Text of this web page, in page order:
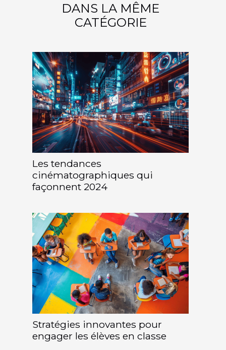
DANS LA MÊME
CATÉGORIE
Les tendances
cinématographiques qui
façonnent 2024
Stratégies innovantes pour
engager les élèves en classe